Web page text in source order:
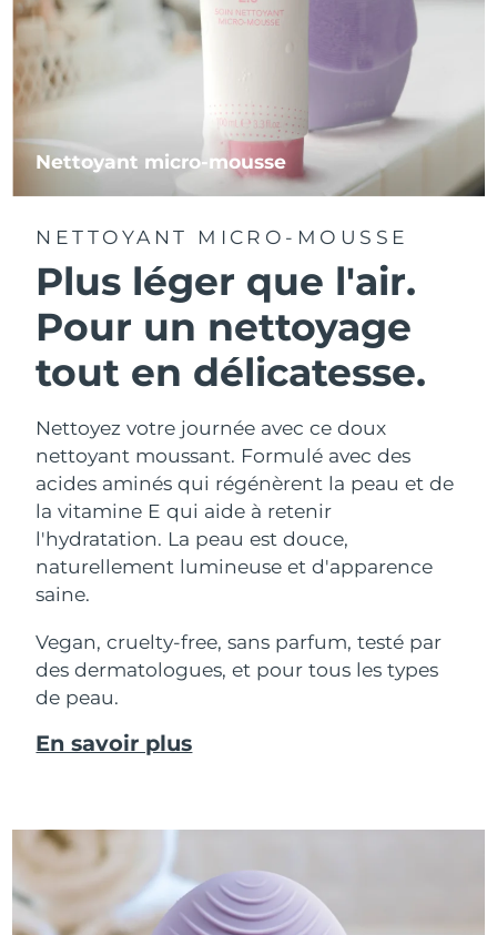
Nettoyant micro-mousse
NETTOYANT MICRO-MOUSSE
Plus léger que l'air.
Pour un nettoyage
tout en délicatesse.
Nettoyez votre journée avec ce doux
nettoyant moussant. Formulé avec des
acides aminés qui régénèrent la peau et de
la vitamine E qui aide à retenir
l'hydratation. La peau est douce,
naturellement lumineuse et d'apparence
saine.
Vegan, cruelty-free, sans parfum, testé par
des dermatologues, et pour tous les types
de peau.
En savoir plus